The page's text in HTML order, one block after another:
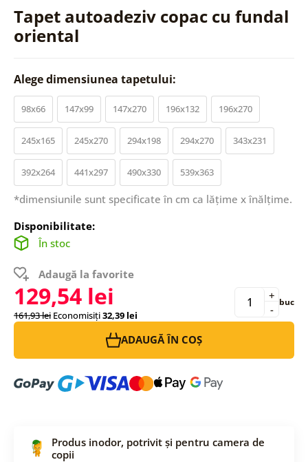
Tapet autoadeziv copac cu fundal
oriental
Alege dimensiunea tapetului:
98x66 147x99 147x270 196x132 196x270
245x165 245x270 294x198 294x270 343x231
392x264 441x297 490x330 539x363
*dimensiunile sunt specificate în cm ca lățime x înălțime.
Disponibilitate:
În stoc
Adaugă la favorite
129,54 lei
161,93 lei Economisiți32,39 lei -
+ buc
ADAUGĂ ÎN COȘ
Produs inodor, potrivit și pentru camera de
copii